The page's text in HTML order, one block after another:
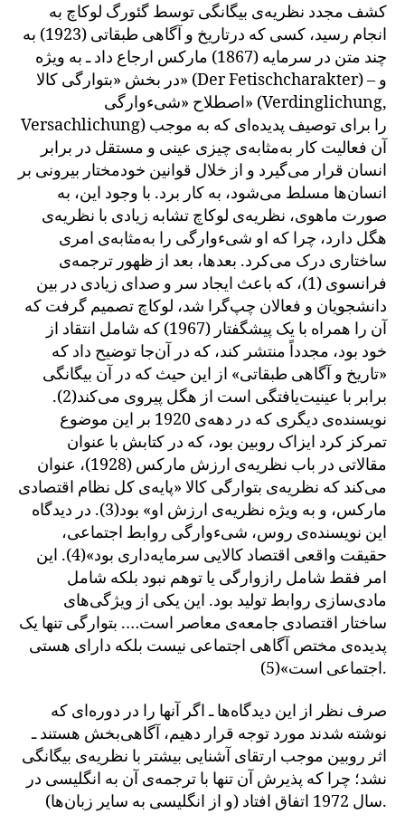
کشف مجدد نظریه‌ی بیگانگی توسط گئورگ لوکاچ به
انجام رسید، کسی که درتاریخ و آگاهی طبقاتی (1923) به
چند متن در سرمایه‌ (1867) مارکس ارجاع داد ـ به ویژه
در بخش «بتوارگی کالا» (Der Fetischcharakter) – و
اصطلاح «شی‌ءوارگی» (Verdinglichung,
Versachlichung) را برای توصیف پدیده‌ای که به موجب
آن فعالیت کار به‌مثابه‌ی چیزی عینی و مستقل در برابر
انسان قرار می‌گیرد و از خلال قوانین خودمختار بیرونی بر
انسان‌ها مسلط می‌شود، به کار برد. با وجود این، به
صورت ماهوی، نظریه‌ی لوکاچ تشابه زیادی با نظریه‌ی
هگل دارد، چرا که او شیءوارگی را به‌مثابه‌ی امری
ساختاری درک می‌کرد. بعدها، بعد از ظهور ترجمه‌ی
فرانسوی (1)، که باعث ایجاد سر و صدای زیادی در بین
دانشجویان و فعالان چپ‌گرا شد، لوکاچ تصمیم گرفت که
آن را همراه با یک پیشگفتار (1967) که شامل انتقاد از
خود بود، مجدداً منتشر کند، که در آن‌جا توضیح داد که
«تاریخ و آگاهی طبقاتی» از این حیث که در آن بیگانگی
برابر با عینیت‌یافتگی است از هگل پیروی می‌کند(2).
نویسنده‌ی دیگری که در دهه‌ی 1920 بر این موضوع
تمرکز کرد ایزاک روبین بود، که در کتابش با عنوان
مقالاتی در باب نظریه‌ی ارزش مارکس (1928)، عنوان
می‌کند که نظریه‌ی بتوارگی کالا «پایه‌ی کل نظام اقتصادی
مارکس، و به ویژه نظریه‌ی ارزش او» بود(3). در دیدگاه
این نویسنده‌ی روس، شیءوارگی روابط اجتماعی،
حقیقت واقعی اقتصاد کالایی سرمایه‌داری بود»(4). این
امر فقط شامل رازوارگی یا توهم نبود بلکه شامل
مادی‌سازی روابط تولید بود. این یکی از ویژگی‌های
ساختار اقتصادی جامعه‌ی معاصر است…. بتوارگی تنها یک
پدیده‌ی مختص آگاهی اجتماعی نیست بلکه دارای هستی
اجتماعی است»(5).
صرف نظر از این دیدگاه‌ها ـ اگر آنها را در دوره‌ای که
نوشته شدند مورد توجه قرار دهیم، آگاهی‌بخش هستند ـ
اثر روبین موجب ارتقای آشنایی بیشتر با نظریه‌ی بیگانگی
نشد؛ چرا که پذیرش آن تنها با ترجمه‌ی آن به انگلیسی در
سال 1972 اتفاق افتاد (و از انگلیسی به سایر زبان‌ها).